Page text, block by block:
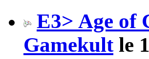
E3> Age of
Gamekultle